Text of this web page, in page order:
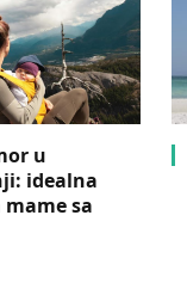
u
idealna
sa